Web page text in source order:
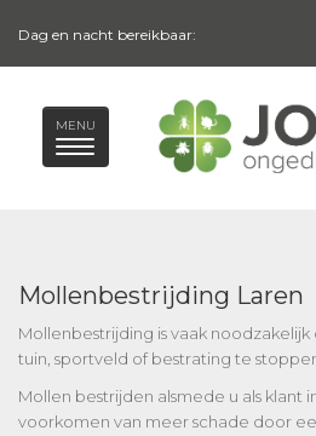
Dag en nacht bereikbaar:
MENU
Mollenbestrijding Laren
Mollenbestrijding is vaak
tuin, sportveld of bestrating te
Mollen bestrijden alsmede u als klant
voorkomen van meer schade door